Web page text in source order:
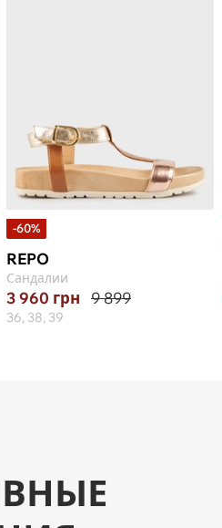
-60%
REPO
Сандалии
3 960 грн 9 899
36, 38, 39